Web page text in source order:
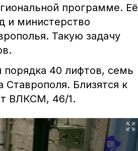
программе. Её
и министерство
Такую задачу
порядка 40 лифтов, семь
Ставрополя. Близятся к
ВЛКСМ, 46/1.